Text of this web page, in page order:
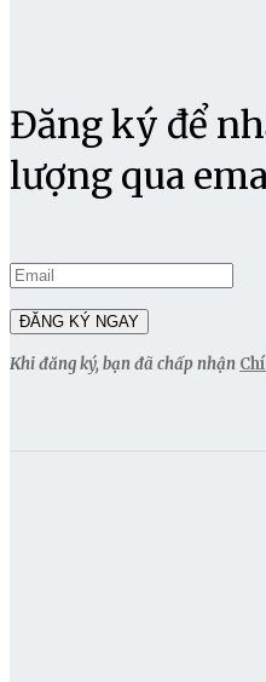
Đăng ký để
lượng qua
Khi đăng ký, bạn đã chấp nhận